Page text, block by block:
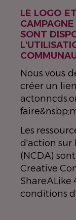
LE LOGO
SONT
Nous vous
créer un
Les
d'action sur
(NCDA)
Creative
ShareALike
conditions